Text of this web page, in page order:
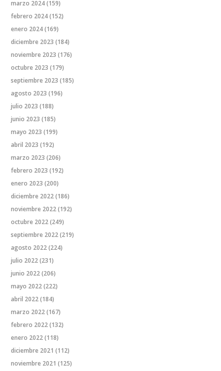
marzo 2024(159)
febrero 2024(152)
enero 2024(169)
diciembre 2023 (184)
noviembre 2023 (176)
octubre 2023 (179)
septiembre 2023 (185)
agosto 2023 (196)
julio 2023 (188)
junio 2023 (185)
mayo 2023 (199)
abril 2023 (192)
marzo 2023 (206)
febrero 2023 (192)
enero 2023 (200)
diciembre 2022(186)
noviembre 2022(192)
octubre 2022(249)
septiembre 2022(219)
agosto 2022(224)
julio 2022(231)
junio 2022(206)
mayo 2022(222)
abril 2022(184)
marzo 2022(167)
febrero 2022(132)
enero 2022(118)
diciembre 2021 (112)
noviembre 2021 (125)